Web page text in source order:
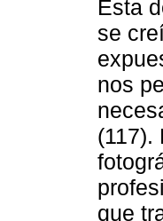
Esta
se
nos
(117).
que